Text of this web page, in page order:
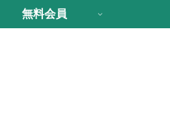
無料会員